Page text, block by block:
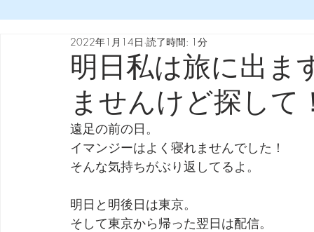
弦交換の記録 DTM 始める 知っておきたいコト
Imanjy Studio 使われているモノ 食べんじーの美味
劇団 Avan 劇伴が出来るまでを追ったドキュメンタリー
明日私は旅に出ま
ませんけど探して
2022年1月14日 読了時間: 1分
遠足の前の日。
イマンジーはよく寝れませんでした！
そんな気持ちがぶり返してるよ。
明日と明後日は東京。
そして東京から帰った翌日は配信。